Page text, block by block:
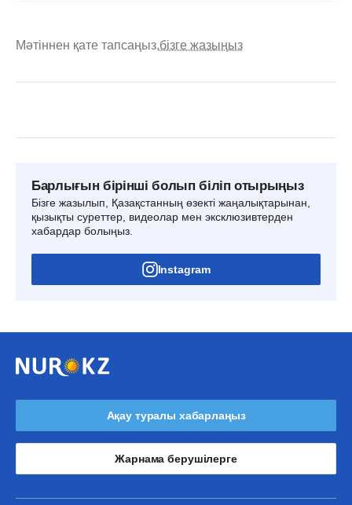
Мәтіннен қате тапсаңыз,бізге жазыңыз
Барлығын бірінші болып біліп отырыңыз
Бізге жазылып, Қазақстанның өзекті жаңалықтарынан,
қызықты суреттер, видеолар мен эксклюзивтерден
хабардар болыңыз.
Instagram
Ақау туралы хабарлаңыз
Жарнама берушілерге